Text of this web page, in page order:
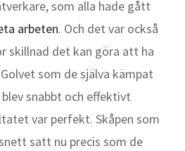
som alla hade gått
arbeten. Och det var också
skillnad det kan göra att ha
som de själva kämpat
snabbt och effektivt
var perfekt. Skåpen som
satt nu precis som de